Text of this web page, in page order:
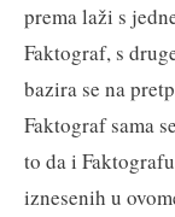
prema laži s
Faktograf, s
bazira se na
Faktograf sama
to da i
iznesenih u